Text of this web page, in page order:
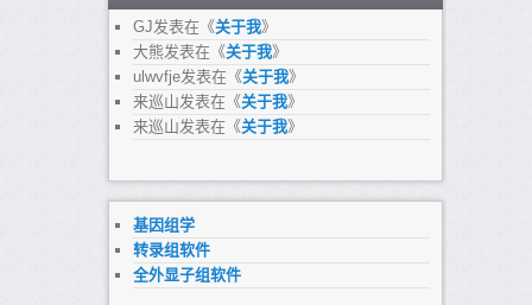
GJ发表在《关于我》
大熊发表在《关于我》
ulwvfje发表在《关于我》
来巡山发表在《关于我》
来巡山发表在《关于我》
基因组学
转录组软件
全外显子组软件